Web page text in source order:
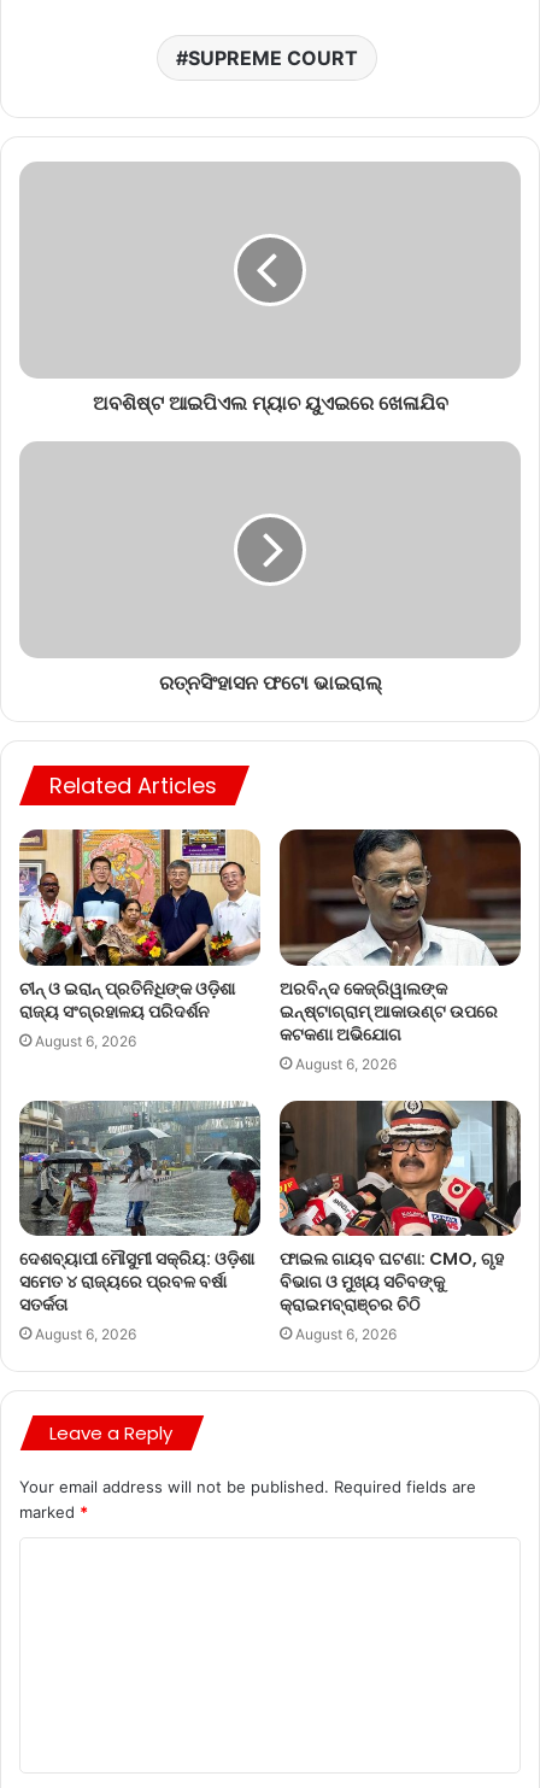
SUPREME COURT
ଅବଶିଷ୍ଟ ଆଇପିଏଲ ମ୍ୟାଚ ୟୁଏଇରେ ଖେଳାଯିବ
ରତ୍ନସିଂହାସନ ଫଟୋ ଭାଇରାଲ୍‌
Related Articles
ଚୀନ୍ ଓ ଇରାନ୍ ପ୍ରତିନିଧିଙ୍କ ଓଡ଼ିଶା
ରାଜ୍ୟ ସଂଗ୍ରହାଳୟ ପରିଦର୍ଶନ
August 6, 2026
ଅରବିନ୍ଦ କେଜ୍ରିୱାଲଙ୍କ
ଇନ୍‌ଷ୍ଟାଗ୍ରାମ୍ ଆକାଉଣ୍ଟ ଉପରେ
କଟକଣା ଅଭିଯୋଗ
August 6, 2026
ଦେଶବ୍ୟାପୀ ମୌସୁମୀ ସକ୍ରିୟ: ଓଡ଼ିଶା
ସମେତ ୪ ରାଜ୍ୟରେ ପ୍ରବଳ ବର୍ଷା
ସତର୍କତା
August 6, 2026
ଫାଇଲ ଗାୟବ ଘଟଣା: CMO, ଗୃହ
ବିଭାଗ ଓ ମୁଖ୍ୟ ସଚିବଙ୍କୁ
କ୍ରାଇମବ୍ରାଞ୍ଚର ଚିଠି
August 6, 2026
Leave a Reply
Your email address will not be published. Required fields are
marked *